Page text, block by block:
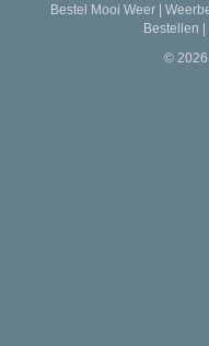
Bestel Mooi Weer|
Bestellen |
© 2026